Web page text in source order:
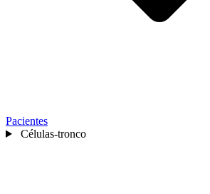
Pacientes
Células-tronco